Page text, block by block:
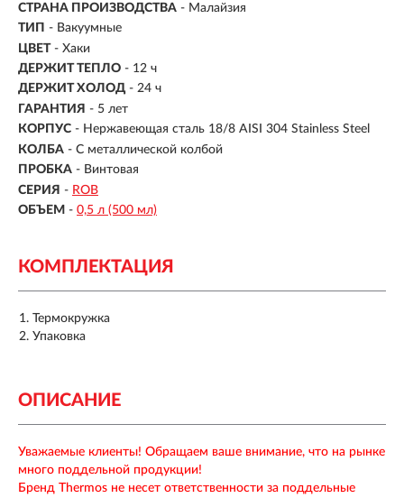
СТРАНА ПРОИЗВОДСТВА - Малайзия
ТИП - Вакуумные
ЦВЕТ - Хаки
ДЕРЖИТ ТЕПЛО - 12 ч
ДЕРЖИТ ХОЛОД - 24 ч
ГАРАНТИЯ - 5 лет
КОРПУС - Нержавеющая сталь 18/8 AISI 304 Stainless Steel
КОЛБА - С металлической колбой
ПРОБКА - Винтовая
СЕРИЯ - ROB
ОБЪЕМ - 0,5 л (500 мл)
КОМПЛЕКТАЦИЯ
Термокружка
Упаковка
ОПИСАНИЕ
Уважаемые клиенты! Обращаем ваше внимание, что на рынке
много поддельной продукции!
Бренд Thermos не несет ответственности за поддельные